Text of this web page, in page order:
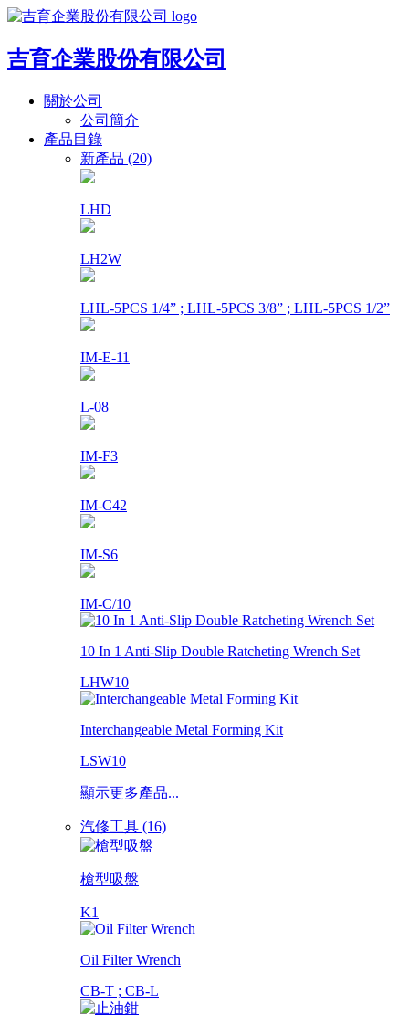
吉育企業股份有限公司
關於公司
公司簡介
產品目錄
新產品 (20)
LHD
LH2W
LHL-5PCS 1/4” ; LHL-5PCS 3/8” ; LHL-5PCS 1/2”
IM-E-11
L-08
IM-F3
IM-C42
IM-S6
IM-C/10
10 In 1 Anti-Slip Double Ratcheting Wrench Set
LHW10
Interchangeable Metal Forming Kit
LSW10
顯示更多產品...
汽修工具 (16)
槍型吸盤
K1
Oil Filter Wrench
CB-T ; CB-L